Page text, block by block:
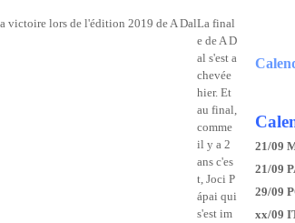
La final
e de A D
al s'est a
chevée
hier. Et
au final,
comme
il y a 2
ans c'es
t, Joci P
ápai qui
s'est im
21/09
21/09
29/09
xx/09